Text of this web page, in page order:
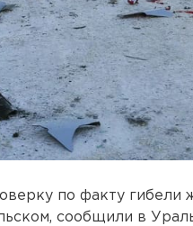
по факту
сообщили в